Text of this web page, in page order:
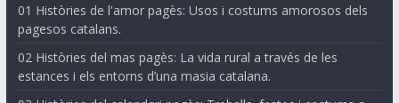
01 Històries de l'amor pagès: Usos i costums amorosos dels
pagesos catalans.
02 Històries del mas pagès: La vida rural a través de les
estances i els entorns d’una masia catalana.